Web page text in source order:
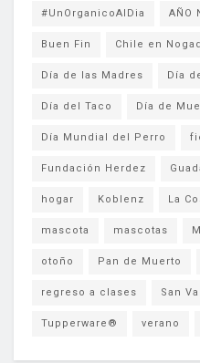
#UnOrganicoAlDia AÑO
Buen Fin Chile en
Día de las Madres Día
Día del Taco Día de
Día Mundial del Perro
Fundación Herdez
hogar Koblenz La
mascota mascotas
otoño Pan de Muerto
regreso a clases San
Tupperware® verano